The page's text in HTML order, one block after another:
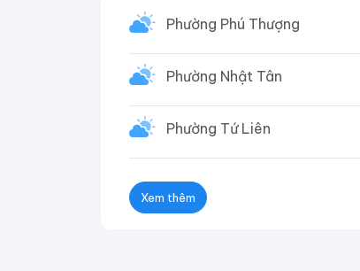
Phường Phú Thượng
Phường Nhật Tân
Phường Tứ Liên
Xem thêm